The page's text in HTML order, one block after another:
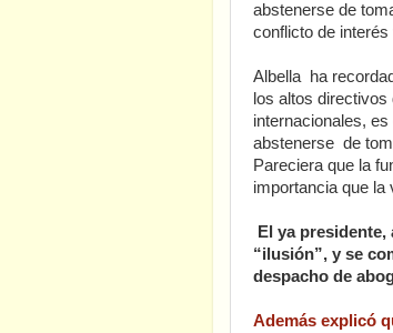
abstenerse de
conflicto de
Albella ha
los altos
internacionales,
abstenerse de
Pareciera que la
importancia que la
El ya
“ilusión”, y se
despacho de
Además explicó